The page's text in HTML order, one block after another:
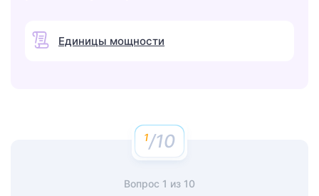
Единицы мощности
/10
Вопрос 1 из 10